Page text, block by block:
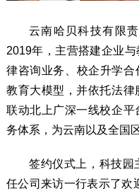
云南哈贝科技有限
2019年，主营搭建企业
律咨询业务、校企升学合
教育大模型，并依托法律
联动北上广深一线校企
务体系，为云南以及全国
签约仪式上，科技园
任公司来访一行表示了欢